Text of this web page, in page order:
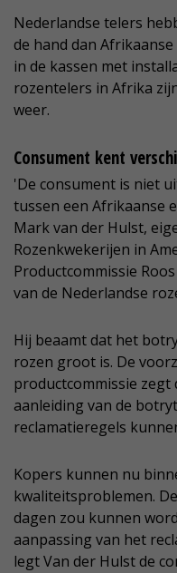
Nederlandse telers
de hand dan
in de kassen met
rozentelers in Afrika
weer.
Consument kent
'De consument is niet
tussen een Afrikaanse
Mark van der Hulst,
Rozenkwekerijen in
Productcommissie
van de Nederlandse
Hij beaamt dat het
rozen groot is. De
productcommissie
aanleiding van de
reclamatieregels
Kopers kunnen nu
kwaliteitsproblemen.
dagen zou kunnen
aanpassing van het
legt Van der Hulst de